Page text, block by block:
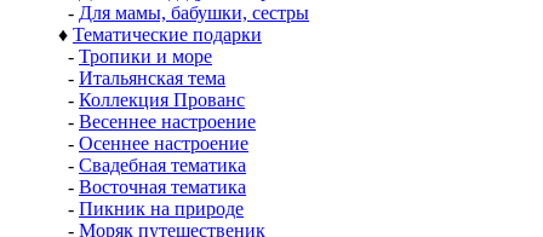
- Для мамы, бабушки, сестры
♦ Тематические подарки
- Тропики и море
- Итальянская тема
- Коллекция Прованс
- Весеннее настроение
- Осеннее настроение
- Свадебная тематика
- Восточная тематика
- Пикник на природе
- Моряк путешественик